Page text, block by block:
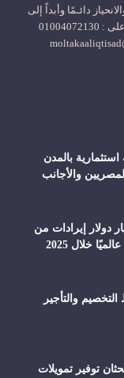
دائـمًا وأبداً إلى
المصداقية والشفافية.. نرحب تواصلكم الدائم على : 01004072130
99 فرصة استثمارية بالمدن
والأجانب
تحقق 69 مليار دولار إيرادات من
خلال 2025
والتأجير
توفير تمويلات